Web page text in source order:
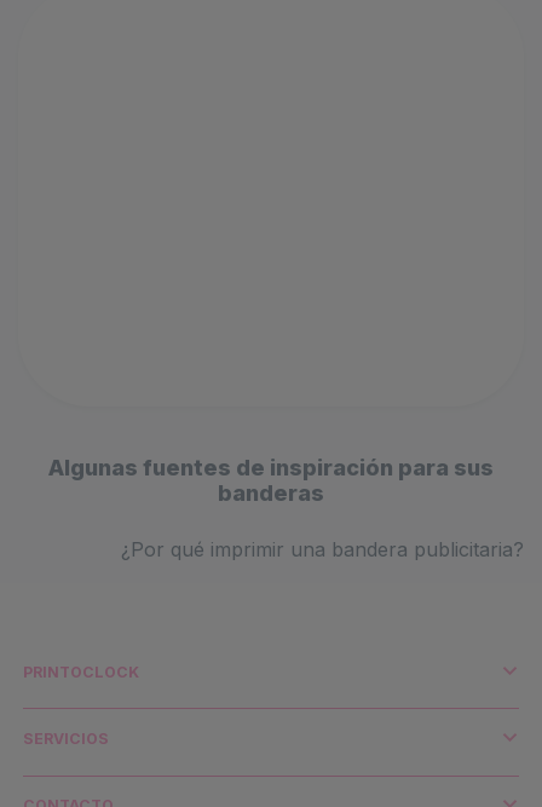
Algunas fuentes de inspiración para sus
banderas
¿Por qué imprimir una bandera publicitaria?
PRINTOCLOCK
SERVICIOS